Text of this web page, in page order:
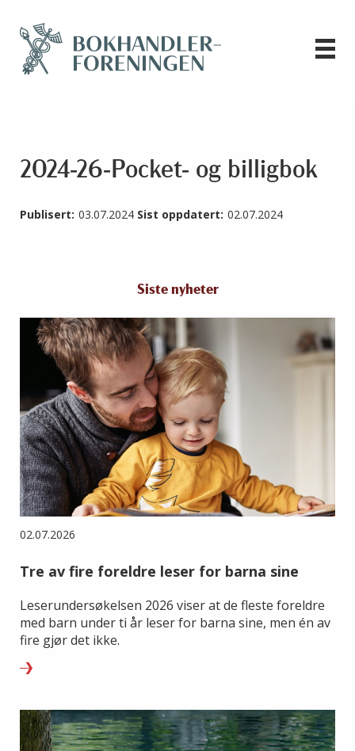
2024-26-Pocket- og billigbok
Publisert: 03.07.2024 Sist oppdatert: 02.07.2024
Siste nyheter
02.07.2026
Tre av fire foreldre leser for barna sine
Leserundersøkelsen 2026 viser at de fleste foreldre
med barn under ti år leser for barna sine, men én av
fire gjør det ikke.